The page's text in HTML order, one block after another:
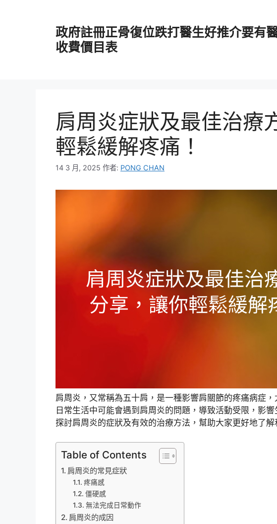
政府註冊正骨復位跌打醫生好推介要有
收費價目表
肩周炎症狀及最佳治療
輕鬆緩解疼痛！
14 3 月, 2025 作者: PONG CHAN
肩周炎，又常稱為五十肩，是一種影響肩關節的疼痛病症
日常生活中可能會遇到肩周炎的問題，導致活動受限，影
探討肩周炎的症狀及有效的治療方法，幫助大家更好地了解
Table of Contents
肩周炎的常見症狀
疼痛感
僵硬感
無法完成日常動作
肩周炎的成因